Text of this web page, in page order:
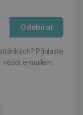
Odebírat
Přihlaste
e-mailem.